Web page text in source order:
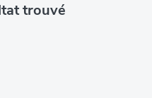
trouvé